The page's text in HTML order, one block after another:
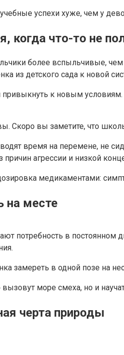
успехи хуже, чем у
когда что-то не
более вспыльчивые,
из детского сада к новой
к новым условиям.
Скоро вы заметите, что
время на перемене, не
агрессии и низкой
медикаментами:
на месте
потребность в постоянном
замереть в одной позе на
море смеха, но и
черта природы